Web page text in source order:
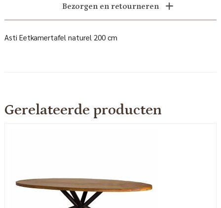
Bezorgen en retourneren
Asti Eetkamertafel naturel 200 cm
Gerelateerde producten